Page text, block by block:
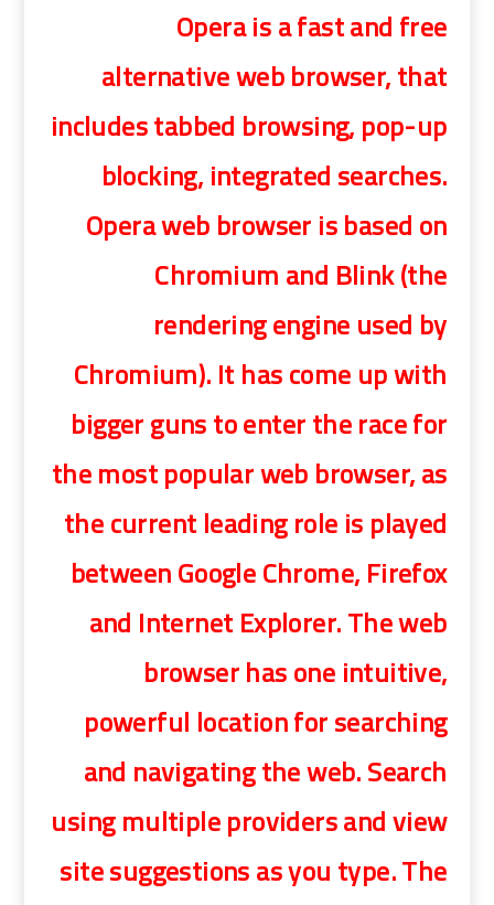
Opera is a fast and free
alternative web browser, that
includes tabbed browsing, pop-up
blocking, integrated searches.
Opera web browser is based on
Chromium and Blink (the
rendering engine used by
Chromium). It has come up with
bigger guns to enter the race for
the most popular web browser, as
the current leading role is played
between Google Chrome, Firefox
and Internet Explorer. The web
browser has one intuitive,
powerful location for searching
and navigating the web. Search
using multiple providers and view
site suggestions as you type. The